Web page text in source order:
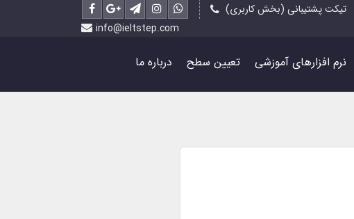
تیکت پشتیبانی (بخش کاربری)
info@ieltstep.com
نرم افزارهای آموزشی تعیین سطح درباره ما